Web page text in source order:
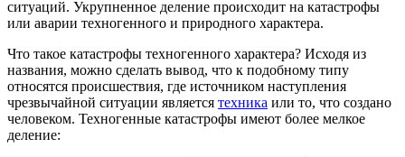
ситуаций. Укрупненное деление происходит на катастрофы
или аварии техногенного и природного характера.
Что такое катастрофы техногенного характера? Исходя из
названия, можно сделать вывод, что к подобному типу
относятся происшествия, где источником наступления
чрезвычайной ситуации является техника или то, что создано
человеком. Техногенные катастрофы имеют более мелкое
деление: